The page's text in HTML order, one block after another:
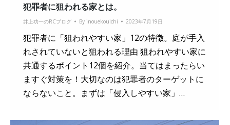
犯罪者に狙われる家とは。
井上功一のRCブログ By inouekouichi 2023年7月19日
犯罪者に「狙われやすい家」12の特徴。庭が手入
れされていないと狙われる理由 狙われやすい家に
共通するポイント12個を紹介。当てはまったらい
ますぐ対策を！大切なのは犯罪者のターゲットに
ならないこと。まずは「侵入しやすい家」…